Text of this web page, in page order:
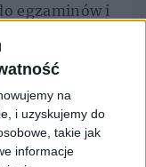
na
i uzyskujemy do
takie jak
informacje
egzaminów i
że dzięki
twierdzi,
materiał